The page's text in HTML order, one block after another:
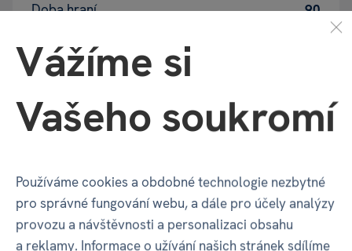
Doba hraní 90
Počet hráčů
Věk
GPSR - Výrobce
Název ALBI Česká republika a.s.
Vážíme si
Vašeho soukromí
Používáme cookies a obdobné technologie nezbytné
pro správné fungování webu, a dále pro účely analýzy
provozu a návštěvnosti a personalizaci obsahu
a reklamy. Informace o užívání našich stránek sdílíme